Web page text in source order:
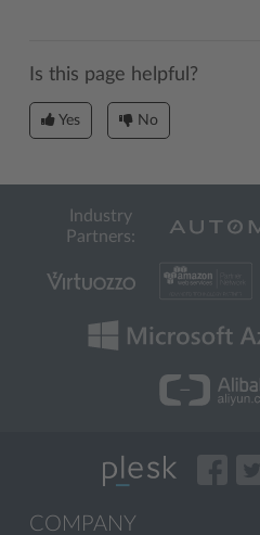
Is this page helpful?
Yes No
Industry
Partners:
COMPANY